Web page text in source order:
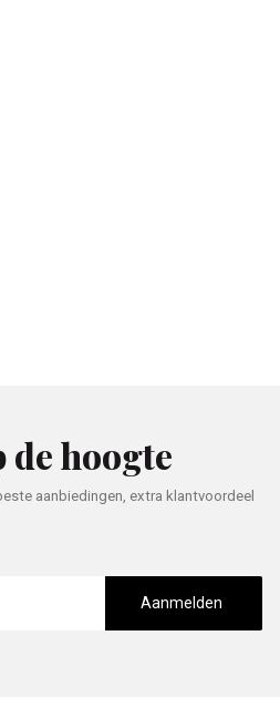
hoogte
aanbiedingen, extra klantvoordeel
Aanmelden